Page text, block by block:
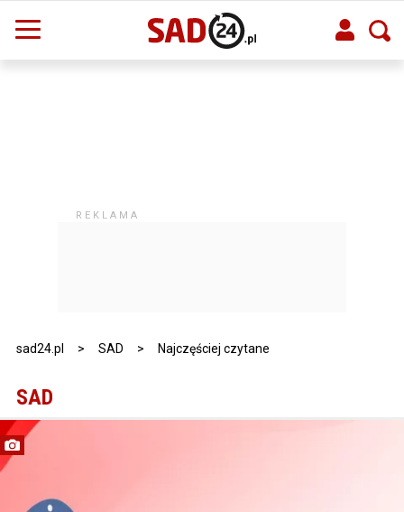
sad24.pl > SAD > Najczęściej czytane
SAD